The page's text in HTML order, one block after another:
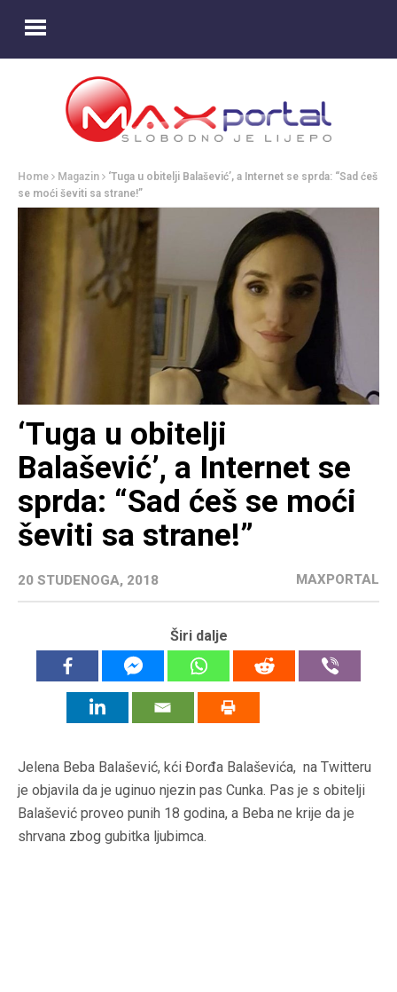
Home Magazin
‘Tuga u obitelji Balašević’, a Internet se sprda: “Sad ćeš
se moći ševiti sa strane!”
‘Tuga u obitelji
Balašević’, a Internet se
sprda: “Sad ćeš se moći
ševiti sa strane!”
20 STUDENOGA, 2018 MAXPORTAL
Širi dalje
Jelena Beba Balašević, kći Đorđa Balaševića, na Twitteru
je objavila da je uginuo njezin pas Cunka. Pas je s obitelji
Balašević proveo punih 18 godina, a Beba ne krije da je
shrvana zbog gubitka ljubimca.